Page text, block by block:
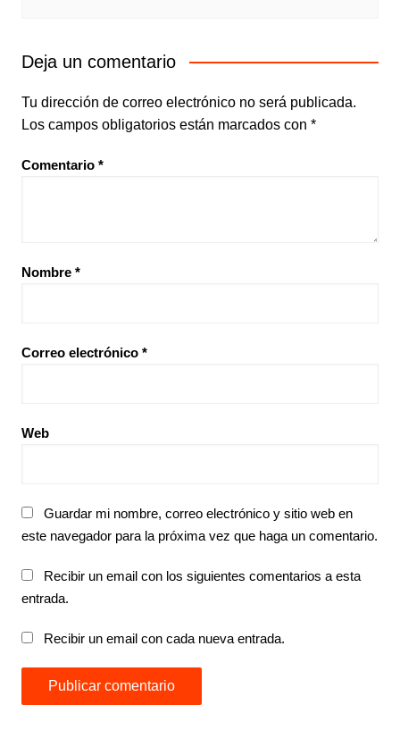
Deja un comentario
Tu dirección de correo electrónico no será publicada.
Los campos obligatorios están marcados con *
Comentario *
Nombre *
Correo electrónico *
Web
Guardar mi nombre, correo electrónico y sitio web en
este navegador para la próxima vez que haga un comentario.
Recibir un email con los siguientes comentarios a esta
entrada.
Recibir un email con cada nueva entrada.